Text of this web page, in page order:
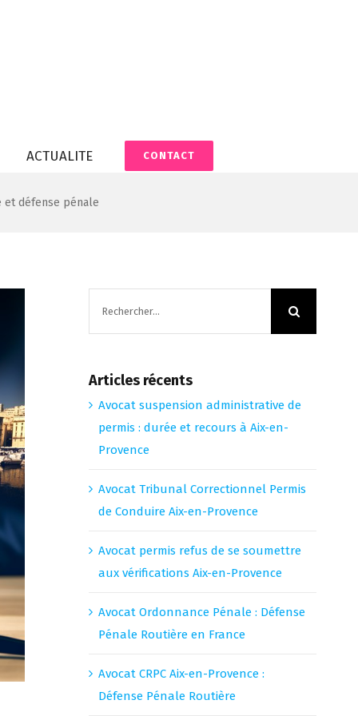
ACTUALITE CONTACT
et défense pénale
Articles récents
Avocat suspension administrative de
permis : durée et recours à Aix-en-
Provence
Avocat Tribunal Correctionnel Permis
de Conduire Aix-en-Provence
Avocat permis refus de se soumettre
aux vérifications Aix-en-Provence
Avocat Ordonnance Pénale : Défense
Pénale Routière en France
Avocat CRPC Aix-en-Provence :
Défense Pénale Routière